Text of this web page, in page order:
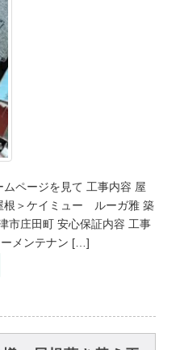
ページを見て 工事内容 屋
根＞ケイミュー ルーガ雅 築
市庄田町 安心保証内容 工事
メンテナン […]